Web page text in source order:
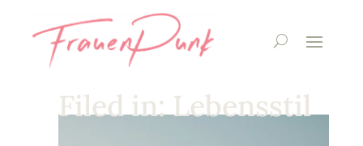
Filed in: Lebensstil